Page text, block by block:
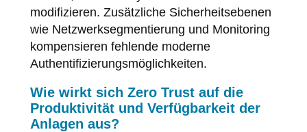
modifizieren. Zusätzliche Sicherheitsebenen
wie Netzwerksegmentierung und Monitoring
kompensieren fehlende moderne
Authentifizierungsmöglichkeiten.
Wie wirkt sich Zero Trust auf die
Produktivität und Verfügbarkeit der
Anlagen aus?